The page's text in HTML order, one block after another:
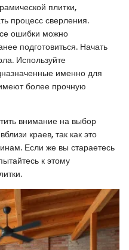
плитки,
процесс сверления.
ошибки можно
подготовиться. Начать
Используйте
именно для
более прочную
внимание на выбор
краев, так как это
Если же вы стараетесь
к этому